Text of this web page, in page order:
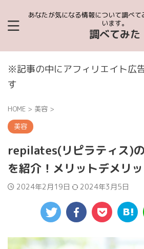
あなたが気になる情報について調べ
います。
調べてみた
※記事の中にアフィリエイト広
す
HOME > 美容 >
美容
repilates(リピラティス)
を紹介！メリットデメリッ
2024年2月19日 2024年3月5日